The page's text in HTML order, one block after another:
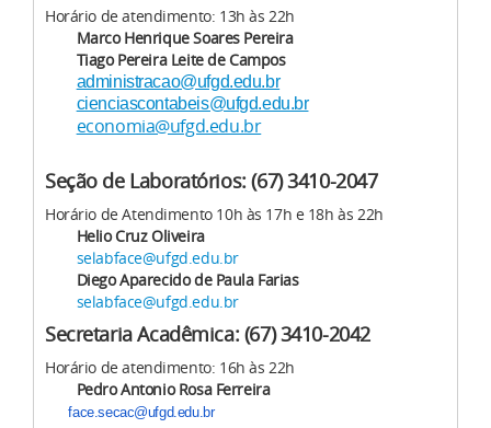
Horário de atendimento: 13h às 22h
Marco Henrique Soares Pereira
Tiago Pereira Leite de Campos
administracao@ufgd.edu.br
cienciascontabeis@ufgd.edu.br
economia@ufgd.edu.br
Seção de Laboratórios: (67) 3410-2047
Horário de Atendimento 10h às 17h e 18h às 22h
Helio Cruz Oliveira
selabface@ufgd.edu.br
Diego Aparecido de Paula Farias
selabface@ufgd.edu.br
Secretaria Acadêmica: (67) 3410-2042
Horário de atendimento: 16h às 22h
Pedro Antonio Rosa Ferreira
face.secac@ufgd.edu.br